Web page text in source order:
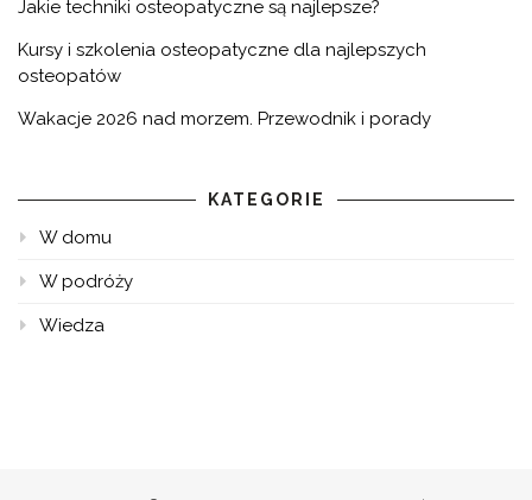
Jakie techniki osteopatyczne są najlepsze?
Kursy i szkolenia osteopatyczne dla najlepszych
osteopatów
Wakacje 2026 nad morzem. Przewodnik i porady
KATEGORIE
W domu
W podróży
Wiedza